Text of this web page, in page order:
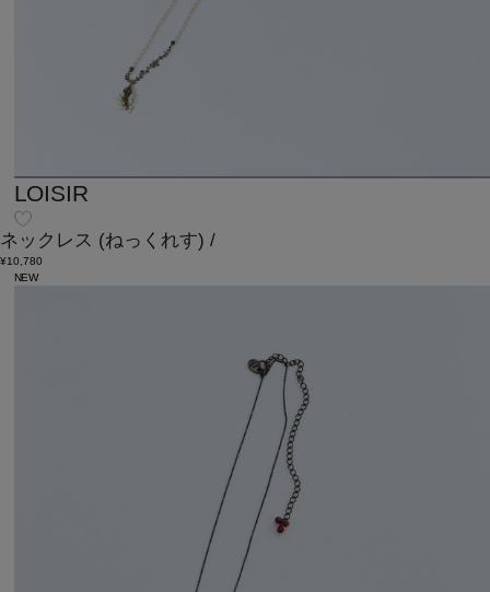
LOISIR
ネックレス (ねっくれす) /
¥10,780
NEW